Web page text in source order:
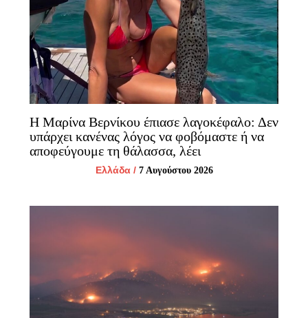
Η Μαρίνα Βερνίκου έπιασε λαγοκέφαλο: Δεν
υπάρχει κανένας λόγος να φοβόμαστε ή να
αποφεύγουμε τη θάλασσα, λέει
Ελλάδα/ 7 Αυγούστου 2026